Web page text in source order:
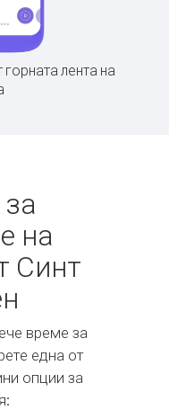
лента на
на
Синт
време за
една от
опции за